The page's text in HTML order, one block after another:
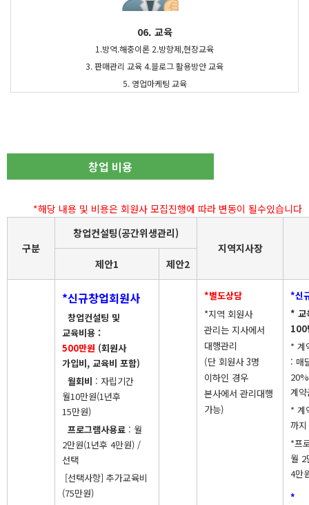
06. 교육
1.방역.해충이론 2.방향제,현장교육
3. 판매관리 교육 4.블로그 활용방안 교육
5. 영업마케팅 교육
창업 비용
*해당 내용 및 비용은 회원사 모집진행에 따라 변동이 될수있습니다
구분
창업컨설팅(공간위생관리)
지역지사장
제안1
제안2
*신규창업회원사
창업컨설팅 및
교육비용 :
500만원 (회원사
가입비, 교육비 포함)
월회비 : 자립기간
월10만원(1년후
15만원)
프로그램사용료 : 월
2만원(1년후 4만원) /
선택
[선택사항] 추가교육비
(75만원)
*별도상담
*지역 회원사
관리는 지사에서
대행관리
(단 회원사 3명
이하인 경우
본사에서 관리대행
가능)
*신
* 교
100
* 계
: 매
계
* 계
까
*프
월 2
4만
*